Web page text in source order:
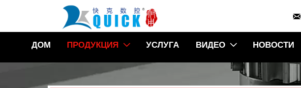

ДОМ ПРОДУКЦИЯ  УСЛУГА ВИДЕО  НОВОСТИ